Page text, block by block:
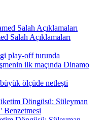
Salah Açıklamaları
ölçüde netleşti